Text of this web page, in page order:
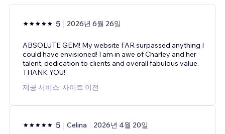
5 2026년 6월 26일
ABSOLUTE GEM! My website FAR surpassed anything I
could have envisioned! I am in awe of Charley and her
talent, dedication to clients and overall fabulous value.
THANK YOU!
제공 서비스: 사이트 이전
5 Celina 2026년 4월 20일